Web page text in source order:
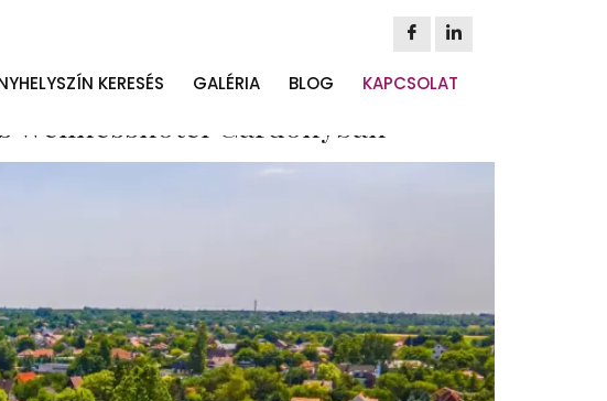
KERESÉS GALÉRIA BLOG KAPCSOLAT
wellnesshotel Gárdonyban